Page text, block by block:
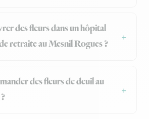
des fleurs dans un hôpital
retraite au Mesnil Rogues ?
des fleurs de deuil au